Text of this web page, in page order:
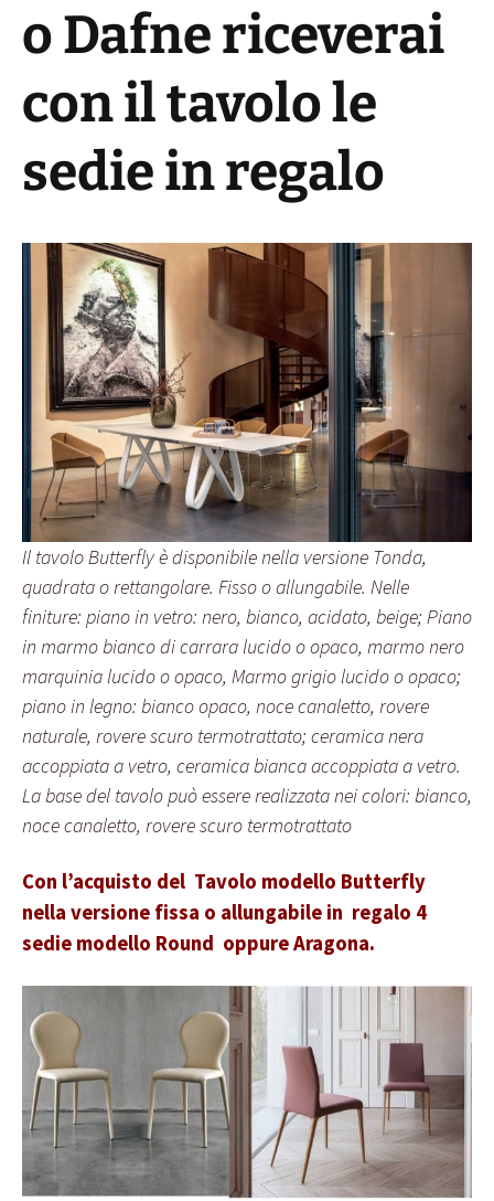
o Dafne riceverai
con il tavolo le
sedie in regalo
Il tavolo Butterfly è disponibile nella versione Tonda,
quadrata o rettangolare. Fisso o allungabile. Nelle
finiture: piano in vetro: nero, bianco, acidato, beige; Piano
in marmo bianco di carrara lucido o opaco, marmo nero
marquinia lucido o opaco, Marmo grigio lucido o opaco;
piano in legno: bianco opaco, noce canaletto, rovere
naturale, rovere scuro termotrattato; ceramica nera
accoppiata a vetro, ceramica bianca accoppiata a vetro.
La base del tavolo può essere realizzata nei colori: bianco,
noce canaletto, rovere scuro termotrattato
Con l’acquisto del Tavolo modello Butterfly
nella versione fissa o allungabile in regalo 4
sedie modello Round oppure Aragona.